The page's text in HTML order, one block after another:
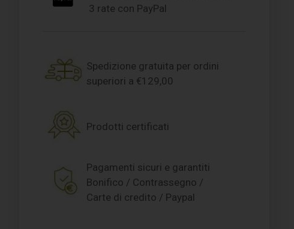
3 rate con PayPal
Spedizione gratuita per ordini
superiori a €129,00
Prodotti certificati
Pagamenti sicuri e garantiti
Bonifico / Contrassegno /
Carte di credito / Paypal